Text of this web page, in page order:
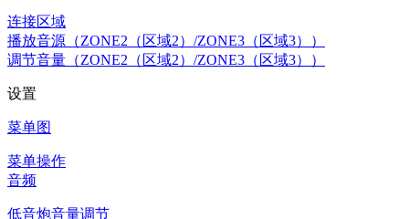
连接区域
播放音源（ZONE2（区域2）/ZONE3（区域3））
调节音量（ZONE2（区域2）/ZONE3（区域3））
设置
菜单图
菜单操作
音频
低音炮音量调节